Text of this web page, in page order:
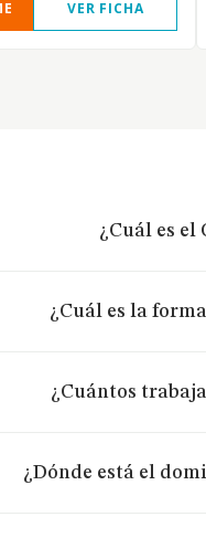
VER FICHA
¿Cuál es el
¿Cuál es la
¿Cuántos
¿Dónde está el